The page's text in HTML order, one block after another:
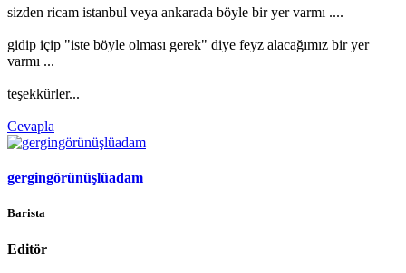
sizden ricam istanbul veya ankarada böyle bir yer varmı ....
gidip içip "iste böyle olması gerek" diye feyz alacağımız bir yer
varmı ...
teşekkürler...
Cevapla
gergingörünüşlüadam
Barista
Editör